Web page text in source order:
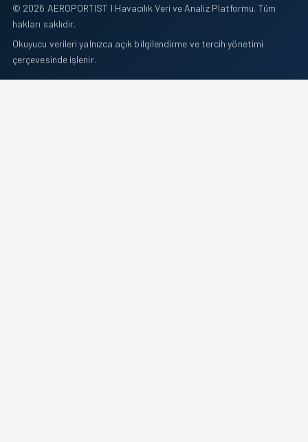
© 2026 AEROPORTIST I Havacılık Veri ve Analiz Platformu. Tüm
hakları saklıdır.
Okuyucu verileri yalnızca açık bilgilendirme ve tercih yönetimi
çerçevesinde işlenir.